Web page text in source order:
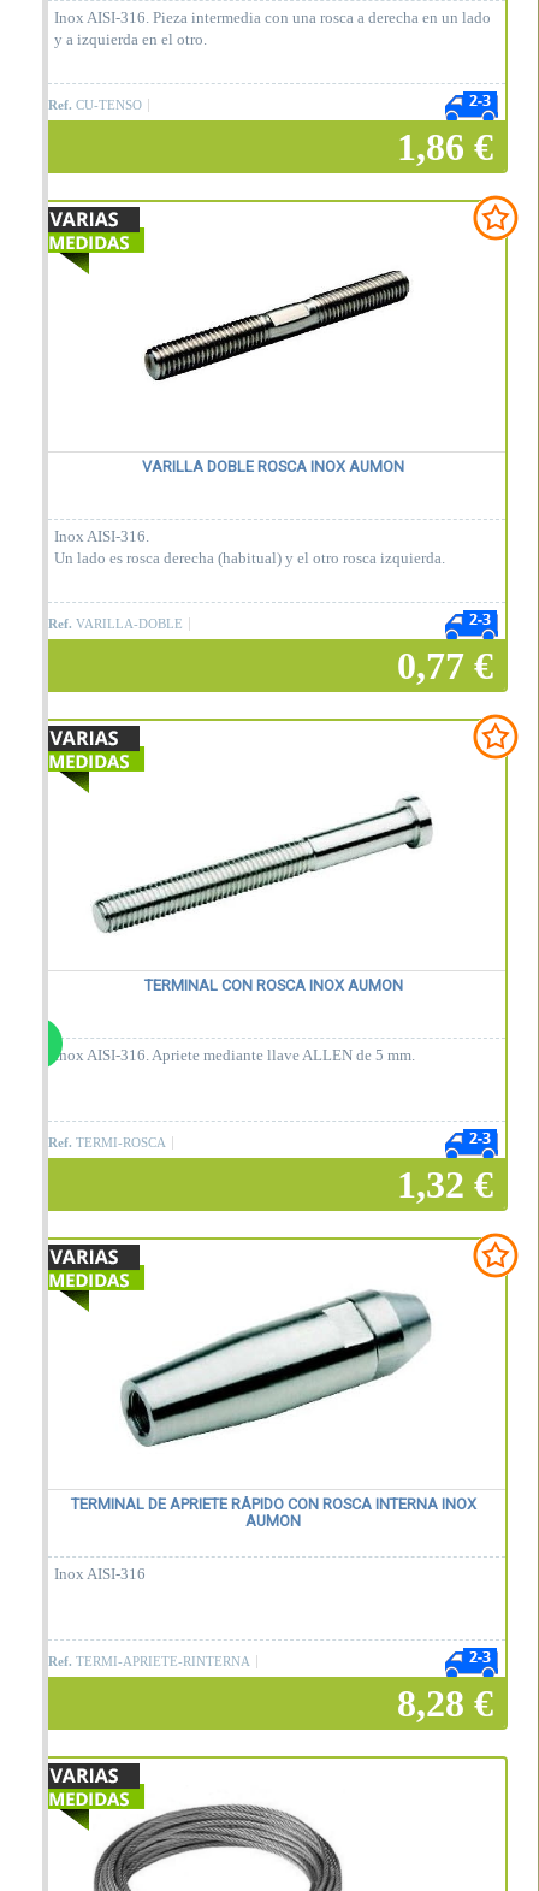
Inox AISI-316. Pieza intermedia con una rosca a derecha en un lado
y a izquierda en el otro.
Ref. CU-TENSO
1,86 €
VARILLA DOBLE ROSCA INOX AUMON
Inox AISI-316.
Un lado es rosca derecha (habitual) y el otro rosca izquierda.
Ref. VARILLA-DOBLE
0,77 €
TERMINAL CON ROSCA INOX AUMON
Inox AISI-316. Apriete mediante llave ALLEN de 5 mm.
Ref. TERMI-ROSCA
1,32 €
TERMINAL DE APRIETE RÁPIDO CON ROSCA INTERNA INOX
AUMON
Inox AISI-316
Ref. TERMI-APRIETE-RINTERNA
8,28 €